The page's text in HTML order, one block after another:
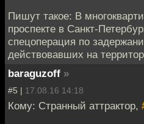
Пишут такое: В
проспекте в Санкт-
спецоперация по
действовавших на
baraguzoff »
#5 | 17.08.16 14:18
Кому: Странный аттрактор,